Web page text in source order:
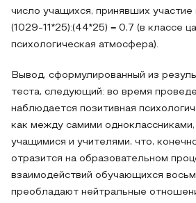
число учащихся, принявших
(1029-11*25):(44*25) = 0,7 (в классе
психологическая атмосфера).
Вывод, сформулированный из
теста, следующий: во время
наблюдается позитивная
как между самими
учащимися и учителями, что,
отразится на образовательном
взаимодействий обучающихся
преобладают нейтральные